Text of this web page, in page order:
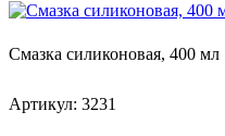
Смазка силиконовая, 400 мл
Артикул: 3231